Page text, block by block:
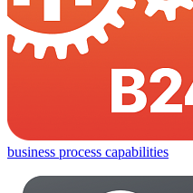
business process capabilities